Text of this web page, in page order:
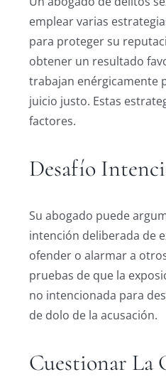
emplear varias
para proteger su
obtener un resultado
trabajan enérgicamente
juicio justo. Estas
factores.
Desafío
Su abogado puede
intención deliberada de
ofender o alarmar a
pruebas de que la
no intencionada para
de dolo de la acusación.
Cuestionar La